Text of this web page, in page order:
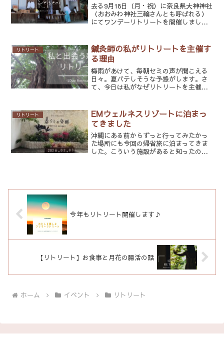
去る9月18日（月・祝）に奈良県大神神社
（おおみわ神社三輪さんとも呼ばれる）
にてワンデーリトリートを開催しまし
登る事が出来ました。横須賀から私の尊
敬する鍼灸師の先輩「カ...
リトリート
鍼灸師の私がリトリートを主催す
る理由
梅雨があけて、毎朝セミの声が聞こえる
日々。夏バテしそうな予感がします。さ
て、今日は私がなぜリトリートを主催す
のリトリートや、昨年のワンデーリトリ
ートとキャリアコンサル...
リトリート
EMウェルネスリゾートに泊まっ
てきました
沖縄にある前からずっと行ってみたかっ
た場所にも今回の帰省旅に泊まってきま
した。こういう施設があると知ったのは
今年もリトリート開催します♪
【リトリート】お食事と月花の腸活の話
ホーム イベント リトリート